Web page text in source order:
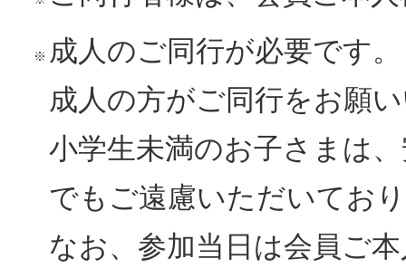
※ 成人のご同行が必要です
成人の方がご同行をお願
小学生未満のお子さまは
でもご遠慮いただいてお
なお、参加当日は会員ご